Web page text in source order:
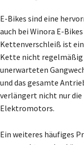
E-Bikes sind eine
auch bei Winora E-
Kettenverschleiß ist
Kette nicht regelmäßig
unerwarteten
und das gesamte
verlängert nicht nur die
Elektromotors.
Ein weiteres häufiges